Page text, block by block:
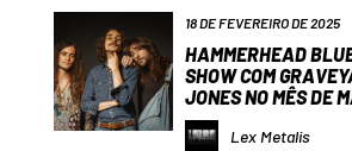
18 DE FEVEREIRO DE 2025
HAMMERHEAD
SHOW COM
JONES NO MÊS DE
Lex Metalis